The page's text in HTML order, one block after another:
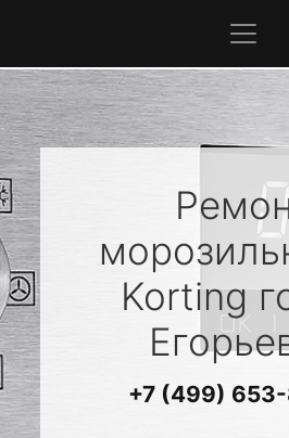
Korting
+7 (499)